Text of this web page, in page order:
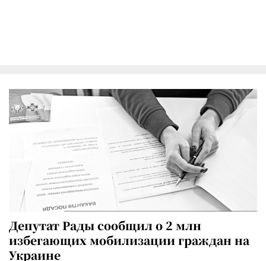
Депутат Рады сообщил о 2 млн
избегающих мобилизации граждан на
Украине